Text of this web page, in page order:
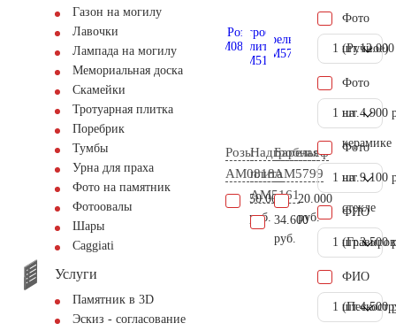
Газон на могилу
Лавочки
Лампада на могилу
Мемориальная доска
Скамейки
Тротуарная плитка
Поребрик
Тумбы
Урна для праха
Фото на памятник
Фотоовалы
Шары
Сaggiati
Услуги
Памятник в 3D
Эскиз - согласование
Розы
AM0818
50.000
руб.
Надгробная
плита
AM5161
34.600
руб.
Барельеф
AM5799
20.000
руб.
Фото
(Ручное)
1 шт.
Фото
на
керамике
1 шт. 4.900
Фото
на
стекле
1 шт. 9.100
ФИО
1 шт.3.500
ФИО
1 шт.4.500